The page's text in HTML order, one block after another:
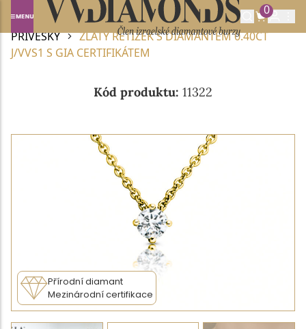
0
Domů DIAMANTOVÉ ŠPERKY
DIAMANTOVÉ
PŘÍVĚSKY
ZLATÝ ŘETÍZEK S DIAMANTEM 0.40CT
J/VVS1 S GIA CERTIFIKÁTEM
Kód produktu: 11322
Přírodní diamant
Mezinárodní certifikace